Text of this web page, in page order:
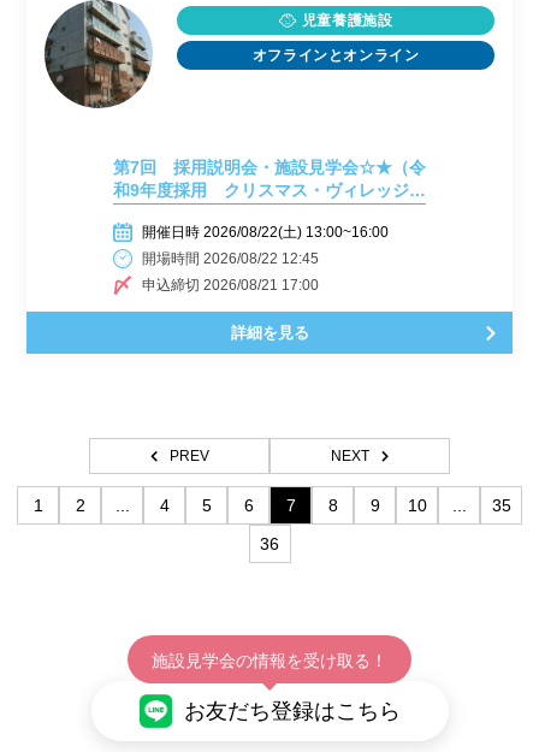
児童養護施設
オフラインとオンライン
第7回 採用説明会・施設見学会☆★（令
和9年度採用 クリスマス・ヴィレッジ、
スマス・フォレスト
開催日時 2026/08/22(土) 13:00~16:00
開場時間 2026/08/22 12:45
申込締切 2026/08/21 17:00
詳細を見る
PREV NEXT
1 2 4 5 6 7 8 9 10
35
36
施設見学会の情報を受け取る！
お友だち登録はこちら